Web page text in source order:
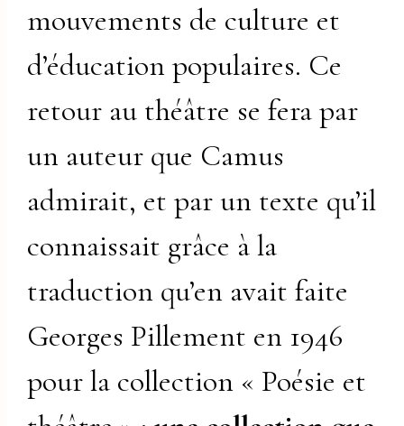
mouvements de culture et
d’éducation populaires. Ce
retour au théâtre se fera par
un auteur que Camus
admirait, et par un texte qu’il
connaissait grâce à la
traduction qu’en avait faite
Georges Pillement en 1946
pour la collection « Poésie et